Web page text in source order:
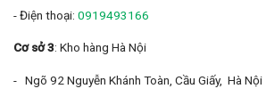
- Điện thoại: 0919493166
Cơ sở 3: Kho hàng Hà Nội
- Ngõ 92 Nguyễn Khánh Toàn, Cầu Giấy, Hà Nội